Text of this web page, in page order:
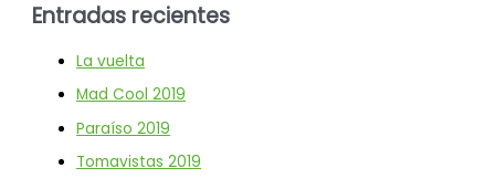
Entradas recientes
La vuelta
Mad Cool 2019
Paraíso 2019
Tomavistas 2019